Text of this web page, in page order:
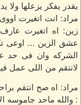
يقدر يفكر يزعلها ولا
مراد: انت اتغيرت
زين: اه اتغيرت
عشق الزين ... اوعى
الشركه وان فى حد
لانتقم من اللى عمل
مراد: اه صح انتقم
: والله ماحد جاموسه